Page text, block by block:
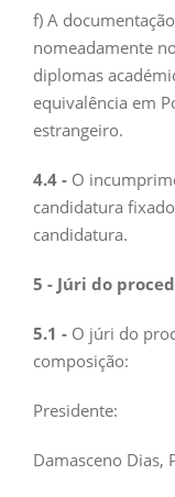
f) A
nomeadamente
diplomas
equivalência em
estrangeiro.
4.4 - O
candidatura
candidatura.
5 - Júri do
5.1 - O júri do
composição:
Presidente:
Damasceno Dias,